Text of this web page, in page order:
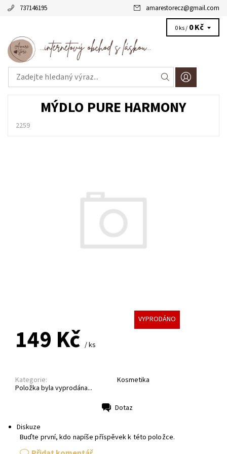
737146195 amarestorecz@gmail.com
0 ks / 0 Kč
MÝDLO PURE HARMONY
2259
VYPRODÁNO
149 Kč / ks
Kategorie:
Kosmetika
Položka byla vyprodána...
Dotaz
Diskuze
Buďte první, kdo napíše příspěvek k této položce.